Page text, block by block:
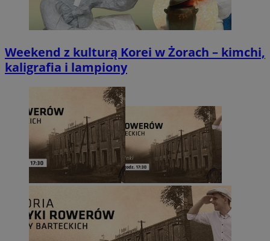
Weekend z kulturą Korei w Żorach – kimchi,
kaligrafia i lampiony